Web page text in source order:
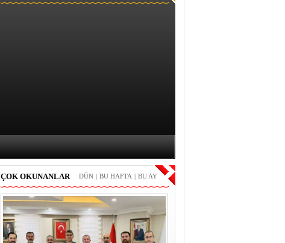
ÇOK OKUNANLAR BU AY
|
BU HAFTA
|
DÜN